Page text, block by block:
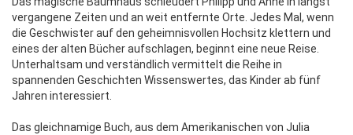
vergangene Zeiten und an weit entfernte Orte. Jedes Mal, wenn
die Geschwister auf den geheimnisvollen Hochsitz klettern und
eines der alten Bücher aufschlagen, beginnt eine neue Reise.
Unterhaltsam und verständlich vermittelt die Reihe in
spannenden Geschichten Wissenswertes, das Kinder ab fünf
Jahren interessiert.
Das gleichnamige Buch, aus dem Amerikanischen von Julia